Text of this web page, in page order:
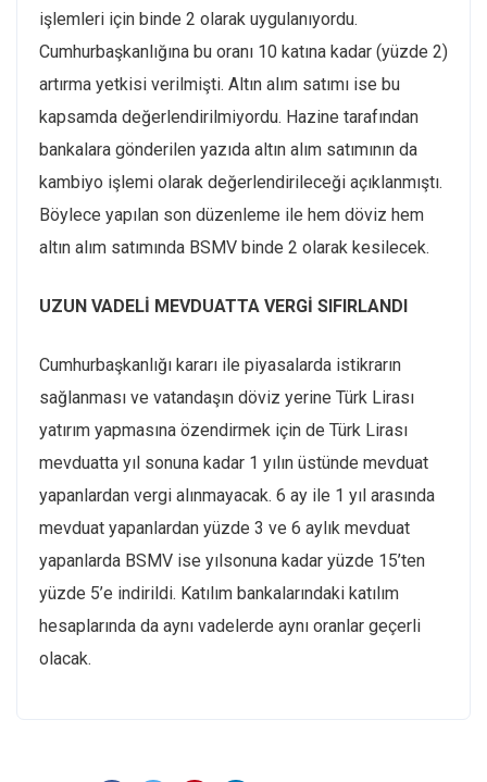
işlemleri için binde 2 olarak uygulanıyordu.
Cumhurbaşkanlığına bu oranı 10 katına kadar (yüzde 2)
artırma yetkisi verilmişti. Altın alım satımı ise bu
kapsamda değerlendirilmiyordu. Hazine tarafından
bankalara gönderilen yazıda altın alım satımının da
kambiyo işlemi olarak değerlendirileceği açıklanmıştı.
Böylece yapılan son düzenleme ile hem döviz hem
altın alım satımında BSMV binde 2 olarak kesilecek.
UZUN VADELİ MEVDUATTA VERGİ SIFIRLANDI
Cumhurbaşkanlığı kararı ile piyasalarda istikrarın
sağlanması ve vatandaşın döviz yerine Türk Lirası
yatırım yapmasına özendirmek için de Türk Lirası
mevduatta yıl sonuna kadar 1 yılın üstünde mevduat
yapanlardan vergi alınmayacak. 6 ay ile 1 yıl arasında
mevduat yapanlardan yüzde 3 ve 6 aylık mevduat
yapanlarda BSMV ise yılsonuna kadar yüzde 15’ten
yüzde 5’e indirildi. Katılım bankalarındaki katılım
hesaplarında da aynı vadelerde aynı oranlar geçerli
olacak.